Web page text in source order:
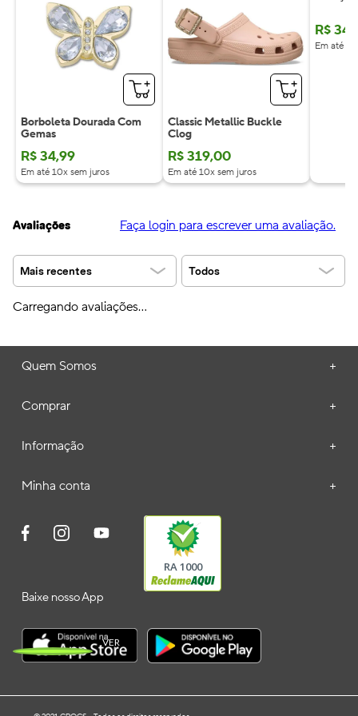
Borboleta Dourada Com
Gemas
R$34,99
Em até 10x sem juros
Classic Metallic Buckle
Clog
R$319,00
Em até 10x sem juros
R$34
Em até
Avaliações Faça login para escrever uma avaliação.
Mais recentes Todos
Carregando avaliações…
Quem Somos +
Comprar +
Informação +
Minha conta +
Baixe nosso App
RA 1000